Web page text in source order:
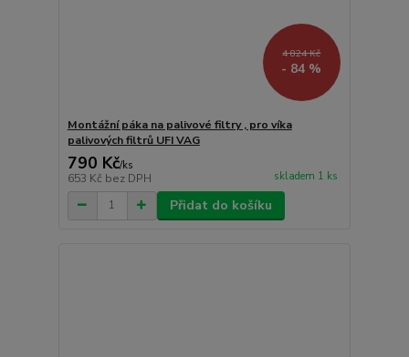
4 824 Kč
- 84 %
Montážní páka na palivové filtry , pro víka
palivových filtrů UFI VAG
790 Kč/ks
653 Kč bez DPH skladem 1 ks
Přidat do košíku